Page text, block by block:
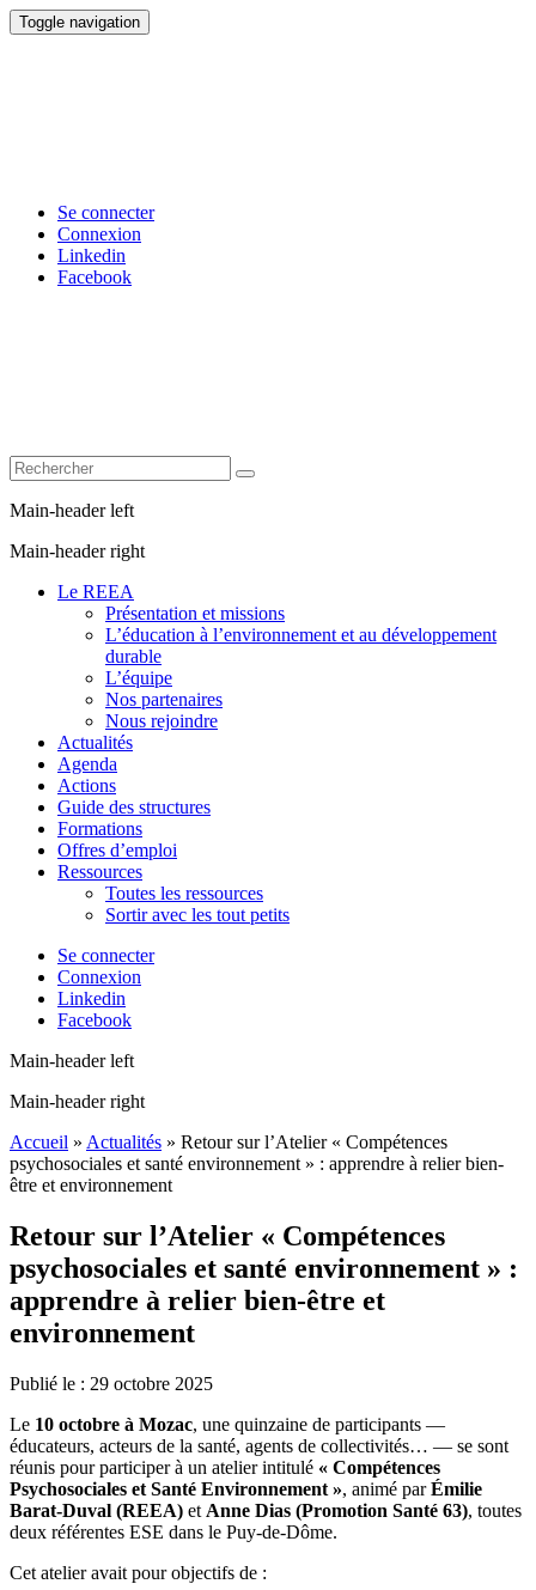
Toggle navigation
Se connecter
Connexion
Linkedin
Facebook
Main-header left
Main-header right
Le REEA
Présentation et missions
L’éducation à l’environnement et au développement
durable
L’équipe
Nos partenaires
Nous rejoindre
Actualités
Agenda
Actions
Guide des structures
Formations
Offres d’emploi
Ressources
Toutes les ressources
Sortir avec les tout petits
Se connecter
Connexion
Linkedin
Facebook
Main-header left
Main-header right
Accueil » Actualités » Retour sur l’Atelier « Compétences
psychosociales et santé environnement » : apprendre à relier bien-
être et environnement
Retour sur l’Atelier « Compétences
psychosociales et santé environnement » :
apprendre à relier bien-être et
environnement
Publié le : 29 octobre 2025
Le 10 octobre à Mozac, une quinzaine de participants —
éducateurs, acteurs de la santé, agents de collectivités… — se sont
réunis pour participer à un atelier intitulé « Compétences
Psychosociales et Santé Environnement », animé parÉmilie
Barat-Duval (REEA) et Anne Dias (Promotion Santé 63), toutes
deux référentes ESE dans le Puy-de-Dôme.
Cet atelier avait pour objectifs de :